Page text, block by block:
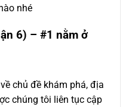
nhé
6) – #1 nằm ở
chủ đề khám phá, địa
chúng tôi liên tục cập